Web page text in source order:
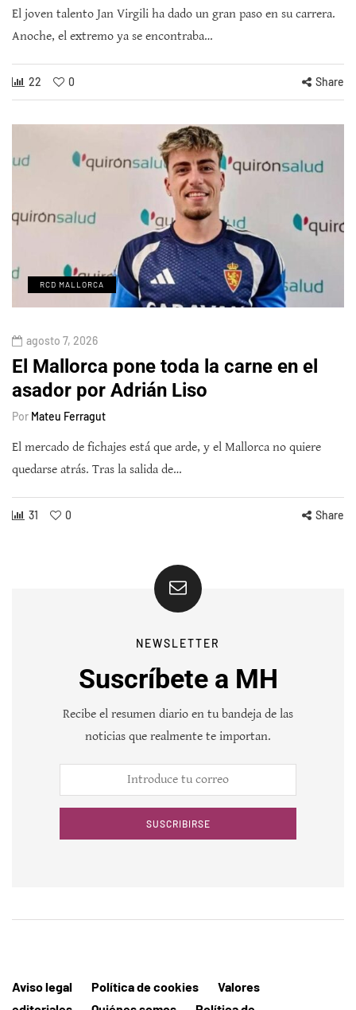
El joven talento Jan Virgili ha dado un gran paso en su carrera.
Anoche, el extremo ya se encontraba…
22 0 Share
RCD MALLORCA
agosto 7, 2026
El Mallorca pone toda la carne en el
asador por Adrián Liso
Por Mateu Ferragut
El mercado de fichajes está que arde, y el Mallorca no quiere
quedarse atrás. Tras la salida de…
31 0 Share
NEWSLETTER
Suscríbete a MH
Recibe el resumen diario en tu bandeja de las
noticias que realmente te importan.
SUSCRIBIRSE
Aviso legal Política de cookies
Valores